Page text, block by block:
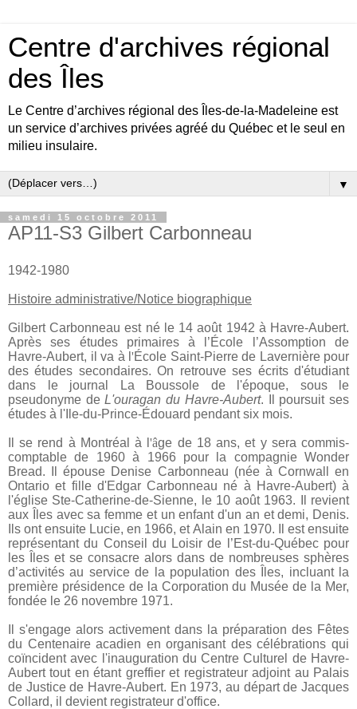
Centre d'archives régional
des Îles
Le Centre d’archives régional des Îles-de-la-Madeleine est
un service d’archives privées agréé du Québec et le seul en
milieu insulaire.
▼
samedi 15 octobre 2011
AP11-S3 Gilbert Carbonneau
1942-1980
Histoire administrative/Notice biographique
Gilbert Carbonneau est né le 14 août 1942 à Havre-Aubert.
Après ses études primaires à l’École l’Assomption de
Havre-Aubert, il va à l 'École Saint-Pierre de Lavernière pour
des études secondaires. On retrouve ses écrits d'étudiant
dans le journal La Boussole de l'époque, sous le
pseudonyme deL'ouragan du Havre-Aubert. Il poursuit ses
études à l'Ile-du-Prince-Édouard pendant six mois.
Il se rend à Montréal à l'âge de 18 ans, et y sera commis-
comptable de 1960 à 1966 pour la compagnie Wonder
Bread. Il épouse Denise Carbonneau (née à Cornwall en
Ontario et fille d'Edgar Carbonneau né à Havre-Aubert) à
l'église Ste-Catherine-de-Sienne, le 10 août 1963. Il revient
aux Îles avec sa femme et un enfant d'un an et demi, Denis.
Ils ont ensuite Lucie, en 1966, et Alain en 1970. Il est ensuite
représentant du Conseil du Loisir de l’Est-du-Québec pour
les Îles et se consacre alors dans de nombreuses sphères
d’activités au service de la population des Îles, incluant la
première présidence de la Corporation du Musée de la Mer,
fondée le 26 novembre 1971.
Il s'engage alors activement dans la préparation des Fêtes
du Centenaire acadien en organisant des célébrations qui
coïncident avec l'inauguration du Centre Culturel de Havre-
Aubert tout en étant greffier et registrateur adjoint au Palais
de Justice de Havre-Aubert. En 1973, au départ de Jacques
Collard, il devient registrateur d'office.